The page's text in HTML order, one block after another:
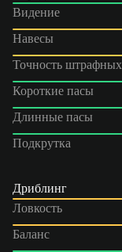
Видение
Навесы
Точность штрафных
Короткие пасы
Длинные пасы
Подкрутка
Дриблинг
Ловкость
Баланс